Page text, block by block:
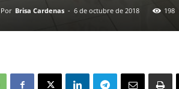
Por Brisa Cardenas - 6 de octubre de 2018 198